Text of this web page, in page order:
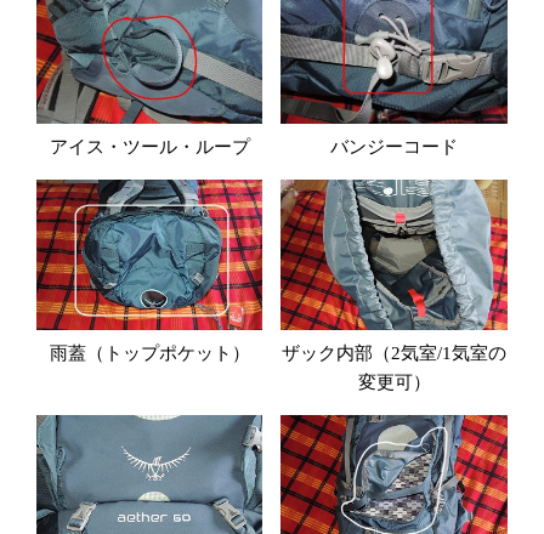
アイス・ツール・ループ バンジーコード
雨蓋（トップポケット）
ザック内部（2気室/1気室の
変更可）